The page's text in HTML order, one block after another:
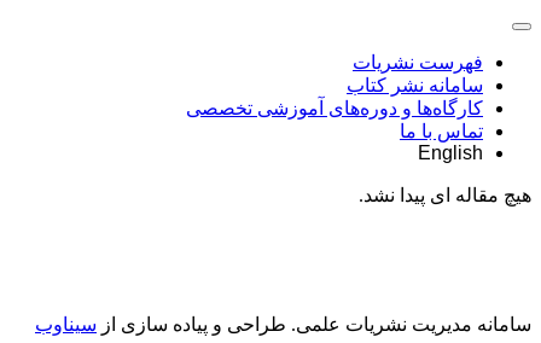
فهرست نشریات
سامانه نشر کتاب
کارگاه‌ها و دوره‌های آموزشی تخصصی
تماس با ما
English
هیچ مقاله ای پیدا نشد.
سامانه مدیریت نشریات علمی. طراحی و پیاده سازی از سیناوب